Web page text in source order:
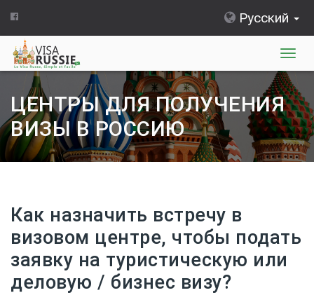
Русский
ЦЕНТРЫ ДЛЯ ПОЛУЧЕНИЯ
ВИЗЫ В РОССИЮ
Как назначить встречу в
визовом центре, чтобы подать
заявку на туристическую или
деловую / бизнес визу?